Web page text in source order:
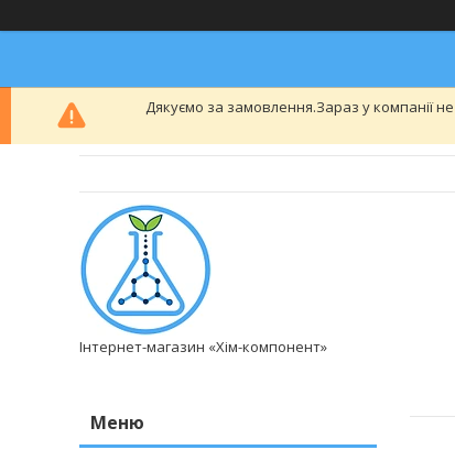
Дякуємо за замовлення.Зараз у компанії
Інтернет-магазин «Хім-компонент»